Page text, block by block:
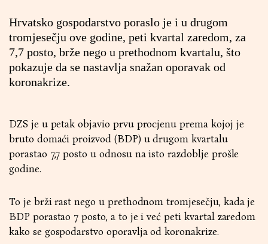
Hrvatsko gospodarstvo poraslo je i u drugom
tromjesečju ove godine, peti kvartal zaredom, za
7,7 posto, brže nego u prethodnom kvartalu, što
pokazuje da se nastavlja snažan oporavak od
koronakrize.
DZS je u petak objavio prvu procjenu prema kojoj je
bruto domaći proizvod (BDP) u drugom kvartalu
porastao 7,7 posto u odnosu na isto razdoblje prošle
godine.
To je brži rast nego u prethodnom tromjesečju, kada je
BDP porastao 7 posto, a to je i već peti kvartal zaredom
kako se gospodarstvo oporavlja od koronakrize.